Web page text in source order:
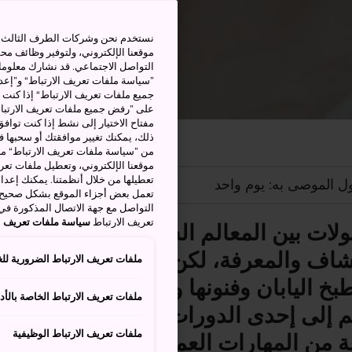
الموصى به: يوم واحد
بين المعالم السياحية من الطرق
والمعرفة، لكن لكي تتعرف عن
اليابان وفنونها وثقافتها، سيكون من
إلى إحدى الدورات التعليمية وتجرب
من المهارات العملية.
نستخدم نحن وشركات الطرف الثالث
موقعنا الإلكتروني، ولتوفير
التواصل الاجتماعي. قد نشارك
”سياسة ملفات تعريف الارتباط“
جميع ملفات تعريف الارتباط“ إذا
على ”رفض جميع ملفات تعريف
مفتاح الاختيار إلى نشط إذا كنت
من ”سياسة ملفات تعريف الارتباط“
موقعنا الإلكتروني، وتعطيل ملفات
تعطيلها من خلال أنظمتنا. يمكنك
تعمل بعض أجزاء الموقع بشكل
التواصل مع جهة الاتصال المذكورة
تعريف الارتباط سياسة ملفات تعريف
ملفات تعريف الارتباط الضرورية
ملفات تعريف الارتباط الخاصة
ملفات تعريف الارتباط الوظيفية